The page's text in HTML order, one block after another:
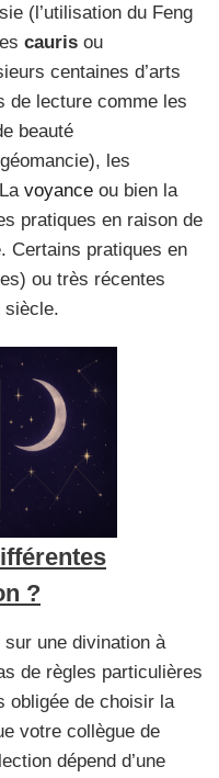
(l’utilisation du Feng
cauris ou
centaines d’arts
de lecture comme les
beauté
les
voyance ou bien la
pratiques en raison de
Certains pratiques en
ou très récentes
siècle.
?
une divination à
de règles particulières
obligée de choisir la
votre collègue de
dépend d’une